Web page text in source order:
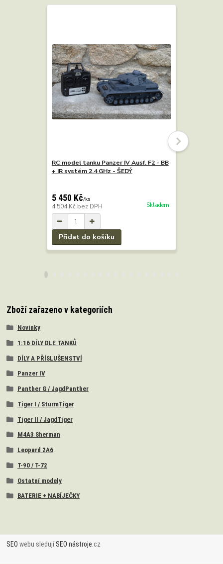
RC model tanku Panzer IV Ausf. F2 - BB
+ IR systém 2.4 GHz - ŠEDÝ
5 450 Kč/ks
4 504 Kč bez DPH Skladem
Přidat do košíku
Zboží zařazeno v kategoriích
Novinky
1:16 DÍLY DLE TANKŮ
DÍLY A PŘÍSLUŠENSTVÍ
Panzer IV
Panther G / JagdPanther
Tiger I / SturmTiger
Tiger II / JagdTiger
M4A3 Sherman
Leopard 2A6
T-90 / T-72
Ostatní modely
BATERIE + NABÍJEČKY
SEO webu sledujíSEO nástroje .cz